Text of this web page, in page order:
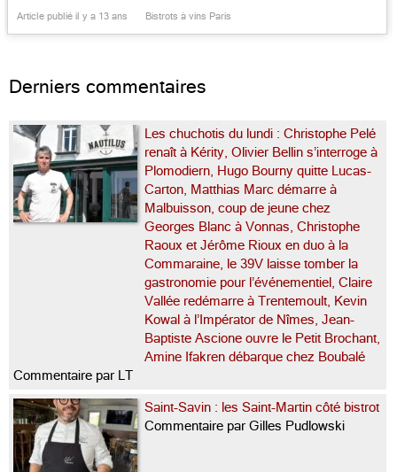
Allemoz le tiennent comme une pension de
Article publié il y a 13 ans Bistrots à vins Paris
Derniers commentaires
Les chuchotis du lundi : Christophe Pelé
renaît à Kérity, Olivier Bellin s’interroge à
Plomodiern, Hugo Bourny quitte Lucas-
Carton, Matthias Marc démarre à
Malbuisson, coup de jeune chez
Georges Blanc à Vonnas, Christophe
Raoux et Jérôme Rioux en duo à la
Commaraine, le 39V laisse tomber la
gastronomie pour l’événementiel, Claire
Vallée redémarre à Trentemoult, Kevin
Kowal à l’Impérator de Nîmes, Jean-
Baptiste Ascione ouvre le Petit Brochant,
Amine Ifakren débarque chez Boubalé
Commentaire par LT
Saint-Savin : les Saint-Martin côté bistrot
Commentaire par Gilles Pudlowski